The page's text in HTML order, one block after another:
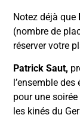
Notez déjà que
(nombre de
réserver votre
Patrick Saut,
l’ensemble
pour une
les kinés du